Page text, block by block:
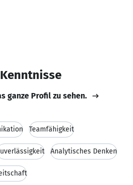
ganze Profil zu sehen.
Teamfähigkeit
Analytisches Denken